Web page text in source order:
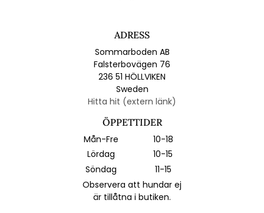
ADRESS
Sommarboden AB
Falsterbovägen 76
236 51 HÖLLVIKEN
Sweden
Hitta hit (extern länk)
ÖPPETTIDER
Mån-Fre
10-18
Lördag
10-15
Söndag
11-15
Observera att hundar ej
är tillåtna i butiken.